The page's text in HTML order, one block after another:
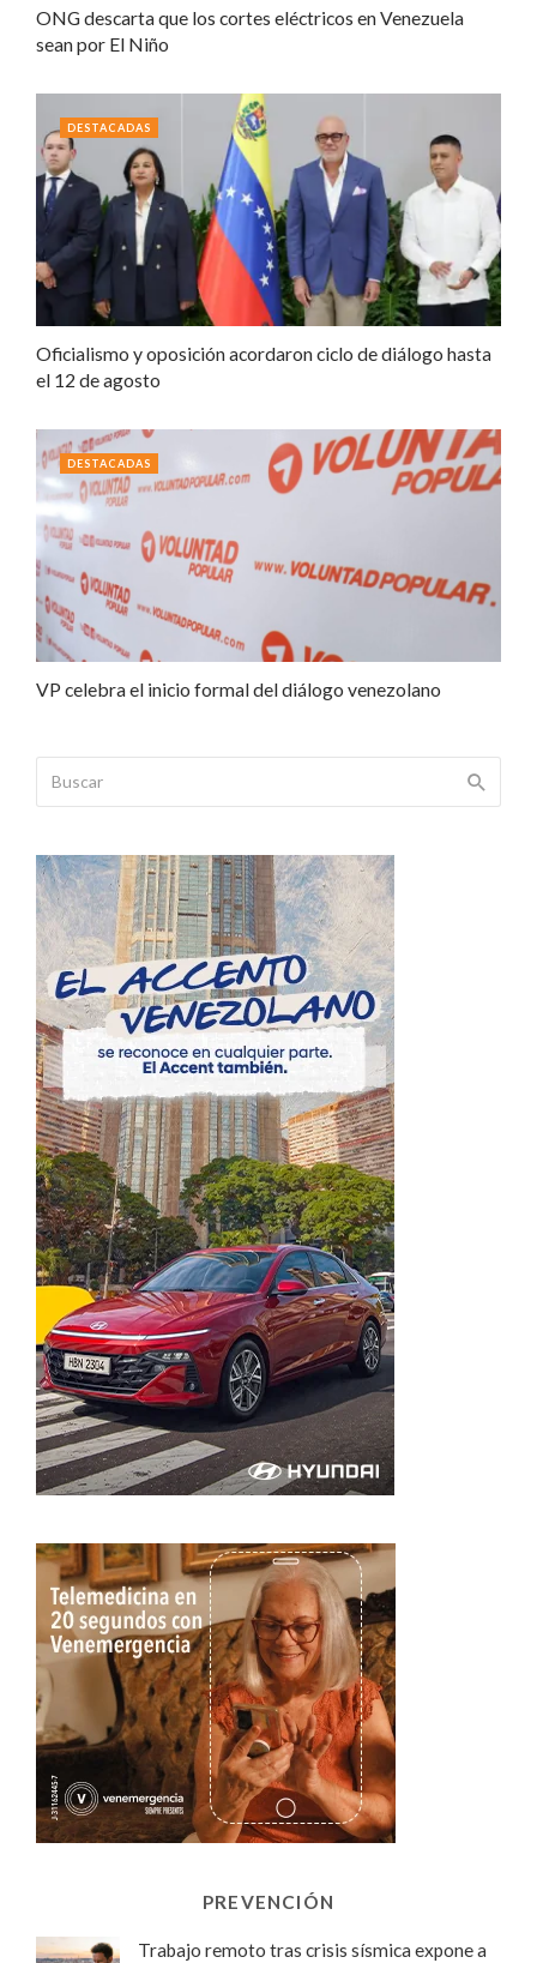
ONG descarta que los cortes eléctricos en Venezuela
sean por El Niño
Oficialismo y oposición acordaron ciclo de diálogo hasta
el 12 de agosto
DESTACADAS
VP celebra el inicio formal del diálogo venezolano
DESTACADAS
PREVENCIÓN
Trabajo remoto tras crisis sísmica expone a